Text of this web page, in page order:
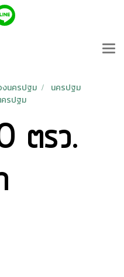
งนครปฐม
นครปฐม
ครปฐม
ตรว.